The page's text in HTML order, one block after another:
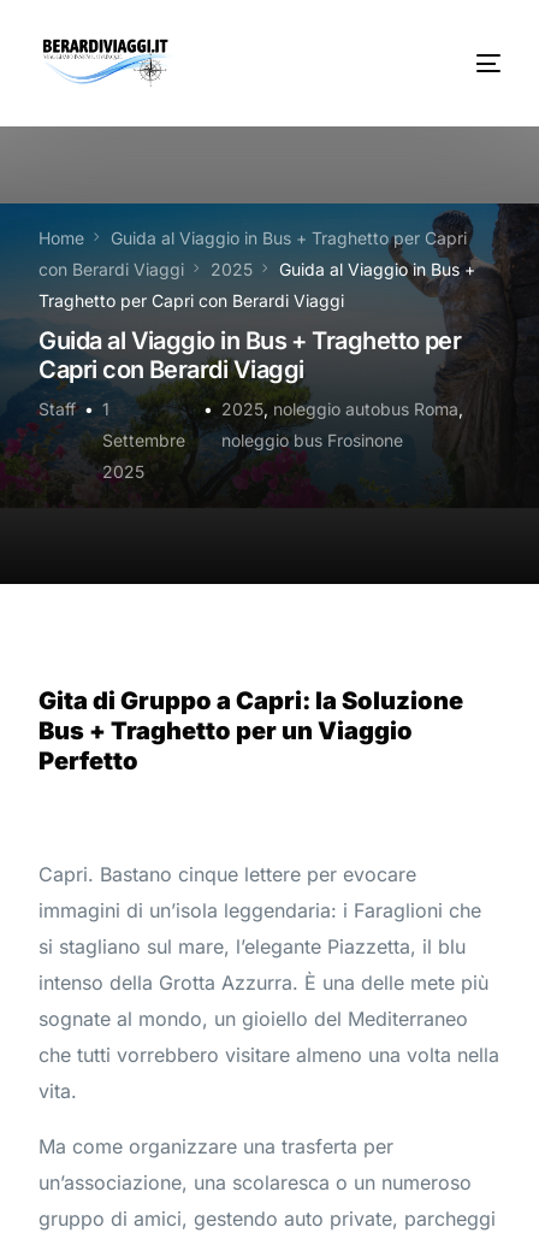
Home
Guida al Viaggio in Bus + Traghetto per Capri
con Berardi Viaggi
2025
Guida al Viaggio in Bus +
Traghetto per Capri con Berardi Viaggi
Guida al Viaggio in Bus + Traghetto per
Capri con Berardi Viaggi
Staff
1
Settembre
2025
2025, noleggio autobus Roma,
noleggio bus Frosinone
Gita di Gruppo a Capri: la Soluzione
Bus + Traghetto per un Viaggio
Perfetto
Capri. Bastano cinque lettere per evocare
immagini di un’isola leggendaria: i Faraglioni che
si stagliano sul mare, l’elegante Piazzetta, il blu
intenso della Grotta Azzurra. È una delle mete più
sognate al mondo, un gioiello del Mediterraneo
che tutti vorrebbero visitare almeno una volta nella
vita.
Ma come organizzare una trasferta per
un’associazione, una scolaresca o un numeroso
gruppo di amici, gestendo auto private, parcheggi
Noleggio
Autobus servizi
Vacanze Viaggi Frosinone
Contatti
News